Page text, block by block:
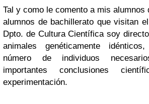
Tal y como le comento a mis alumnos
alumnos de bachillerato que visitan
Dpto. de Cultura Científica soy
animales genéticamente
número de individuos
importantes conclusiones
experimentación.